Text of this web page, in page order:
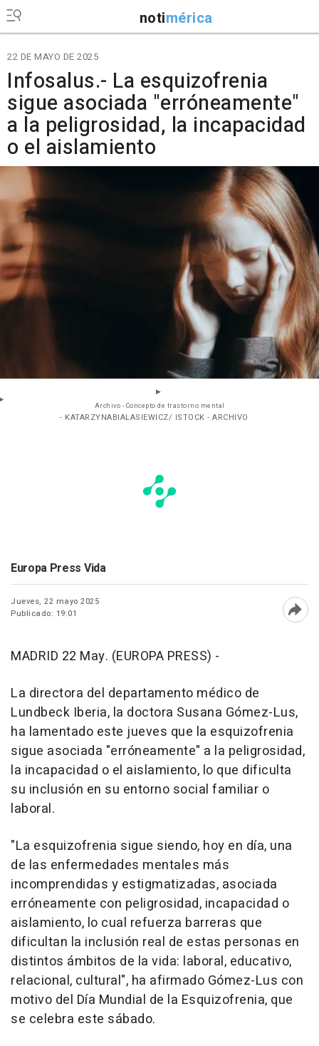
notimérica
22 DE MAYO DE 2025
Infosalus.- La esquizofrenia
sigue asociada "erróneamente"
a la peligrosidad, la incapacidad
o el aislamiento
Archivo - Concepto de trastorno mental
- KATARZYNABIALASIEWICZ/ ISTOCK - ARCHIVO
Europa Press Vida
Jueves, 22 mayo 2025
Publicado: 19:01
MADRID 22 May. (EUROPA PRESS) -
La directora del departamento médico de
Lundbeck Iberia, la doctora Susana Gómez-Lus,
ha lamentado este jueves que la esquizofrenia
sigue asociada "erróneamente" a la peligrosidad,
la incapacidad o el aislamiento, lo que dificulta
su inclusión en su entorno social familiar o
laboral.
"La esquizofrenia sigue siendo, hoy en día, una
de las enfermedades mentales más
incomprendidas y estigmatizadas, asociada
erróneamente con peligrosidad, incapacidad o
aislamiento, lo cual refuerza barreras que
dificultan la inclusión real de estas personas en
distintos ámbitos de la vida: laboral, educativo,
relacional, cultural", ha afirmado Gómez-Lus con
motivo del Día Mundial de la Esquizofrenia, que
se celebra este sábado.